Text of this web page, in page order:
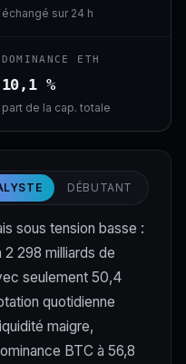
échangé sur 24 h
DOMINANCE ETH
10,1 %
part de la cap. totale
DÉBUTANT
sous tension basse :
2 298 milliards de
seulement 50,4
quotidienne
maigre,
BTC à 56,8